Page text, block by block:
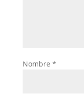
Nombre *